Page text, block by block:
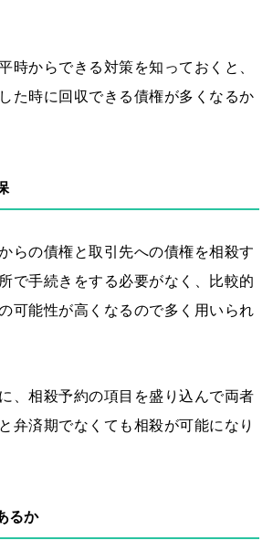
時からできる対策を知っておくと、
た時に回収できる債権が多くなるか
らの債権と取引先への債権を相殺す
で手続きをする必要がなく、比較的
可能性が高くなるので多く用いられ
、相殺予約の項目を盛り込んで両者
弁済期でなくても相殺が可能になり
るか